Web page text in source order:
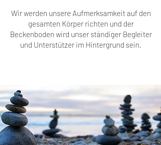
Wir werden unsere Aufmerksamkeit auf den
gesamten Körper richten und der
Beckenboden wird unser ständiger Begleiter
und Unterstützer im Hintergrund sein.